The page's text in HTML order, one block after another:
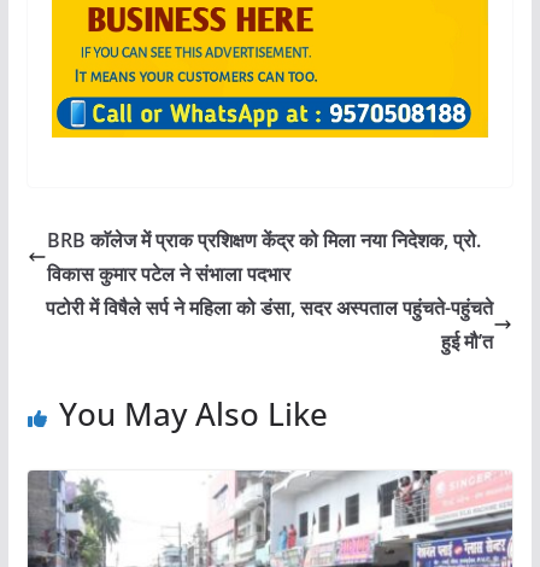
BRB काॅलेज में प्राक प्रशिक्षण केंद्र को मिला नया निदेशक, प्रो.
विकास कुमार पटेल ने संभाला पदभार
पटोरी में विषैले सर्प ने महिला को डंसा, सदर अस्पताल पहुंचते-पहुंचते
हुई मौ’त
You May Also Like